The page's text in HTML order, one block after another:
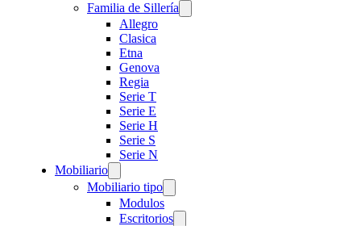
Familia de Sillería
Allegro
Clasica
Etna
Genova
Regia
Serie T
Serie E
Serie H
Serie S
Serie N
Mobiliario
Mobiliario tipo
Modulos
Escritorios